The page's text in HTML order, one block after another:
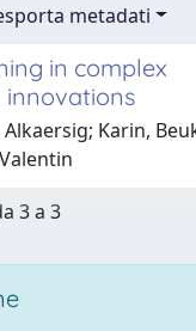
metadati
in complex
Alkaersig; Karin,
3 a 3